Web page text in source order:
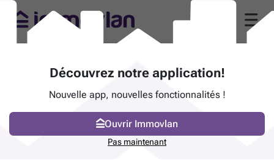
Grote Baan 196 - 9920 Lovendegem
Numéro IPI510886
kupa.immo/nl
Contacter
Découvrez notre application!
Nouvelle app, nouvelles fonctionnalités !
Ouvrir Immovlan
Pas maintenant